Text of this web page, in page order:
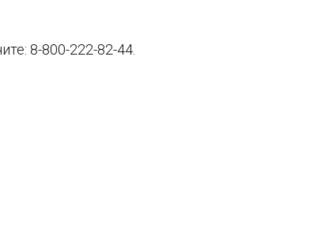
8-800-222-82-44.